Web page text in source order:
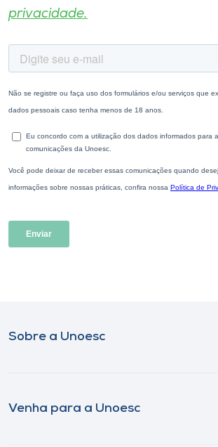
privacidade.
Sobre a Unoesc
Venha para a Unoesc